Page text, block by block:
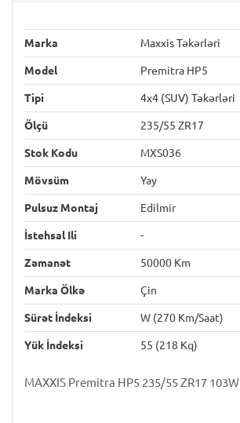
Marka Maxxis Təkərləri
Model Premitra HP5
Tipi 4x4 (SUV) Təkərləri
Ölçü 235/55 ZR17
Stok Kodu MXS036
Mövsüm Yay
Pulsuz Montaj Edilmir
İstehsal Ili -
Zəmanət 50000 Km
Marka Ölkə Çin
Sürət İndeksi W (270 Km/saat)
Yük İndeksi 55 (218 Kq)
MAXXIS Premitra HP5 235/55 ZR17 103W